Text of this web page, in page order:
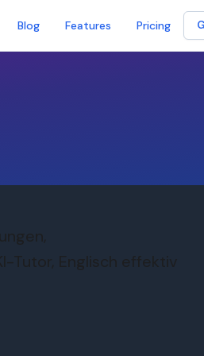
Blog Features Pricing
Tutor, Englisch effektiv